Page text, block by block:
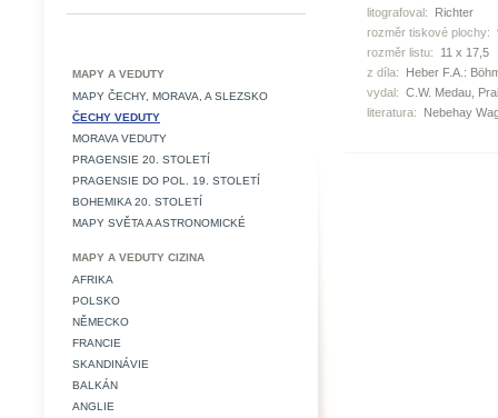
MAPY A VEDUTY
MAPY ČECHY, MORAVA, A SLEZSKO
ČECHY VEDUTY
MORAVA VEDUTY
PRAGENSIE 20. STOLETÍ
PRAGENSIE DO POL. 19. STOLETÍ
BOHEMIKA 20. STOLETÍ
MAPY SVĚTA A ASTRONOMICKÉ
MAPY A VEDUTY CIZINA
AFRIKA
POLSKO
NĚMECKO
FRANCIE
SKANDINÁVIE
BALKÁN
ANGLIE
litografoval:
Richter
rozměr tiskové plochy:
rozměr listu:
11 x 17,5
z díla:
Heber F.A.:
vydal: C.W. Medau,
literatura:
Nebehay